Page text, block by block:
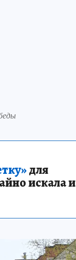
для
искала и